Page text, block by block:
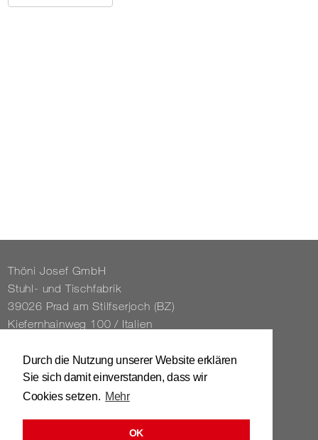
Durch die Nutzung unserer Website erklären
Sie sich damit einverstanden, dass wir
Cookies setzen. Mehr
OK
Thöni Josef GmbH
Stuhl- und Tisch­fa­brik
39026 Prad am Stilfs­er­joch (BZ)
Kie­fern­hain­weg 100 / Ita­li­en
Tel. 0039 / 0473 / 61 62 43
info@​stuhl.​it